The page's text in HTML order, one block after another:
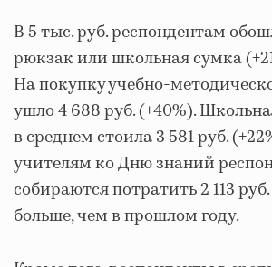
В 5 тыс. руб. респондентам
рюкзак или школьная сумка
На покупку учебно-
ушло 4 688 руб. (+40%).
в среднем стоила 3 581 руб.
учителям ко Дню знаний
собираются потратить 2 113
больше, чем в прошлом году.